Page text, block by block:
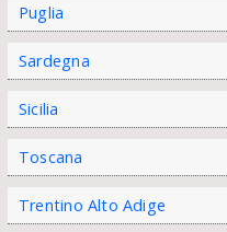
Puglia
Sardegna
Sicilia
Toscana
Trentino Alto Adige